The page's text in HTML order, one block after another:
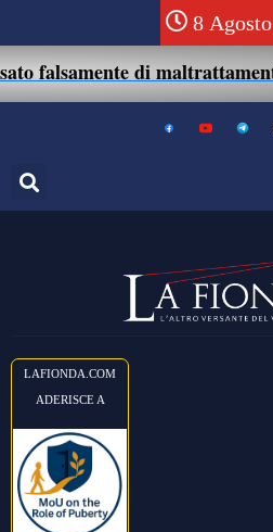
8
di maltrattamenti a moglie
LAFIONDA.COM
ADERISCE A